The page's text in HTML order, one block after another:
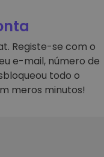
Registe-se com o
e-mail, número de
todo o
meros minutos!